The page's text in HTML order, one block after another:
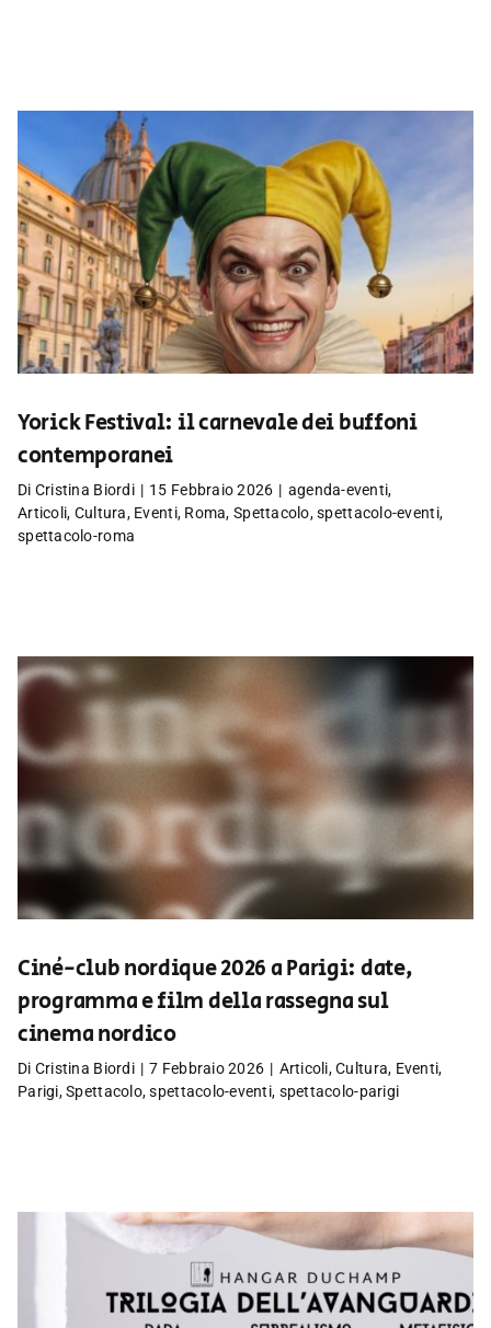
Yorick Festival: il carnevale dei buffoni
contemporanei
Di Cristina Biordi | 15 Febbraio 2026 | agenda-eventi,
Articoli, Cultura, Eventi, Roma, Spettacolo,spettacolo-eventi,
spettacolo-roma
Ciné-club nordique 2026 a Parigi: date,
programma e film della rassegna sul
cinema nordico
Di Cristina Biordi | 7 Febbraio 2026 | Articoli,Cultura, Eventi,
Parigi,Spettacolo,spettacolo-eventi, spettacolo-parigi